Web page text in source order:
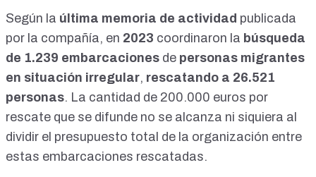
Extremadura o a un pueblo gallego, los metes en un hotel
todos ellos juntos. Esto está demostrado, que generar
guetos trae delincuencia. Así que esa delincuencia que
inevitablemente se va a generar, porque un hombre de
veintiún años, al que tengas comida, cama y dinero, pues
sexuales. Y ellos no tienen la cultura que tú tienes, porque
ese tío hace cuatro días estaba por el medio de Gambia con
una cultura distinta. Entonces va a generar lo que aquí es un
delito. Entonces necesitamos violencia de género,
asistentes sociales, abogados de oficio, traductores,
Según la última memoria de actividad publicada
por la compañía, en 2023 coordinaron la búsqueda
de 1.239 embarcaciones de personas migrantes
en situación irregular, rescatando a 26.521
personas. La cantidad de 200.000 euros por
rescate que se difunde no se alcanza ni siquiera al
dividir el presupuesto total de la organización entre
estas embarcaciones rescatadas.